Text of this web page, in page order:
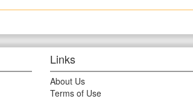
Links
About Us
Terms of Use